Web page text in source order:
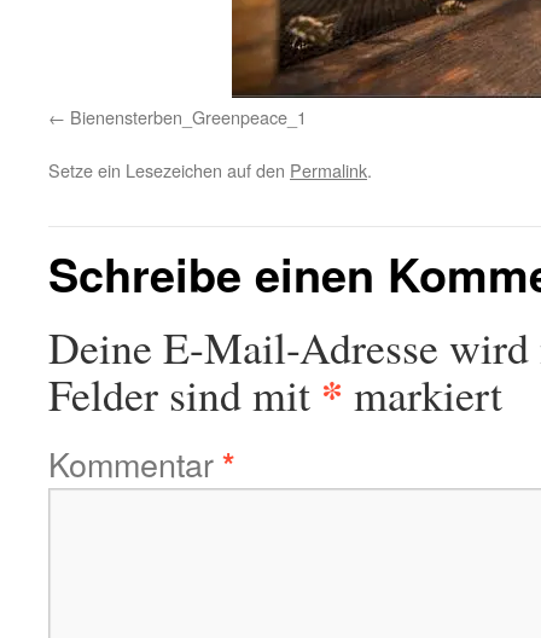
Bienensterben_Greenpeace_1
Setze ein Lesezeichen auf den Permalink.
Schreibe einen
Deine E-Mail-Adresse
Felder sind mit * markiert
Kommentar*